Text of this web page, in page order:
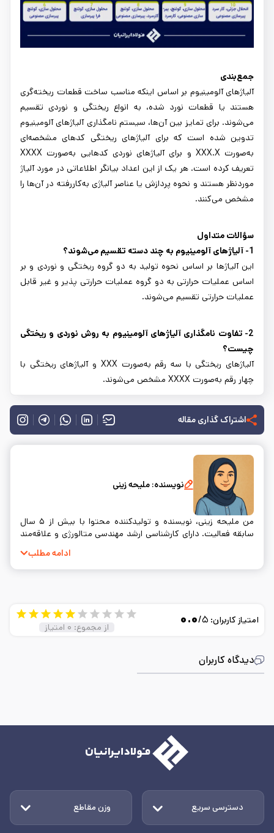
جمع‌بندی
آلیاژهای آلومینیوم بر اساس اینکه مناسب ساخت قطعات ریخته‌گری
هستند یا قطعات نورد شده، به انواع ریختگی و نوردی تقسیم
می‌شوند. برای تمایز بین آن‌ها، سیستم نامگذاری آلیاژهای آلومینیوم
تدوین شده است که برای آلیاژهای ریختگی کدهای مشخصه‌ای
به‌صورت XXX.X و برای آلیاژهای نوردی کدهایی به‌صورت XXXX
تعریف کرده است. هر یک از این اعداد بیانگر اطلاعاتی در مورد آلیاژ
موردنظر هستند و نحوه پردازش یا عناصر آلیاژی به‌کاررفته در آن‌ها را
مشخص می‌کنند.
سؤالات متداول
1- آلیاژهای آلومینیوم به چند دسته تقسیم می‌شوند؟
این آلیاژها بر اساس نحوه تولید به دو گروه ریختگی و نوردی و بر
اساس عملیات حرارتی به دو گروه عملیات حرارتی پذیر و غیر قابل
عملیات حرارتی تقسیم می‌شوند.
2- تفاوت نامگذاری آلیاژهای آلومینیوم به روش نوردی و ریختگی
چیست؟
آلیاژهای ریختگی با سه رقم به‌صورت XXX و آلیاژهای ریختگی با
چهار رقم به‌صورت XXXX مشخص می‌شوند.
اشتراک گذاری مقاله
نویسنده: ملیحه زینی
من ملیحه زینی، نویسنده و تولیدکننده محتوا با بیش از ۵ سال
سابقه فعالیت. دارای کارشناسی ارشد مهندسی متالورژی و علاقه‌مند
ادامه مطلب
دیدگاه کاربران
امتیاز کاربران: ۰.۰/۵
از مجموع: ۰ امتیاز
دسترسی سریع وزن مقاطع